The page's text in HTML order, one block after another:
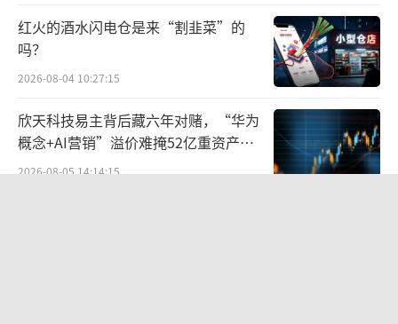
在收并购领域，“华润系”“国药系”动
作频频，各自聚焦领域明显。
2月28日，华润三九发布公告称，拟以62亿
元现金收购天士力28%的股份。本次交易完成
后，天士力的控股股东将由天士力集团变更为
红火的酒水闪电仓是来“割韭菜”的
吗？
2026-08-04 10:27:15
欣天科技易主背后藏六年对赌，“华为
概念+AI营销”溢价难掩52亿重资产考
验
2026-08-05 14:14:15